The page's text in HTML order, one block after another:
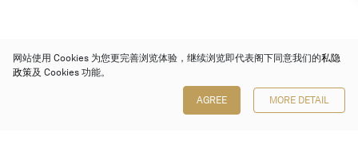
网站使用 Cookies 为您更完善浏览体验，继续浏览即代表阁下同意我们的私隐
政策及 Cookies 功能。
AGREE MORE DETAIL